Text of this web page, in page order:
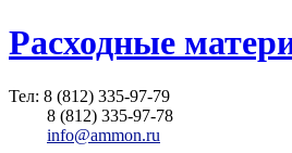
Расходные
Тел: 8 (812) 335-97-79
8 (812) 335-97-78
info@ammon.ru